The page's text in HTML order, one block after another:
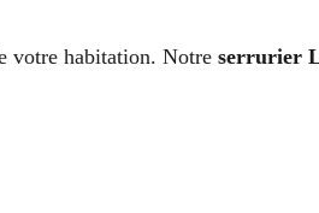
votre habitation. Notre serrurier